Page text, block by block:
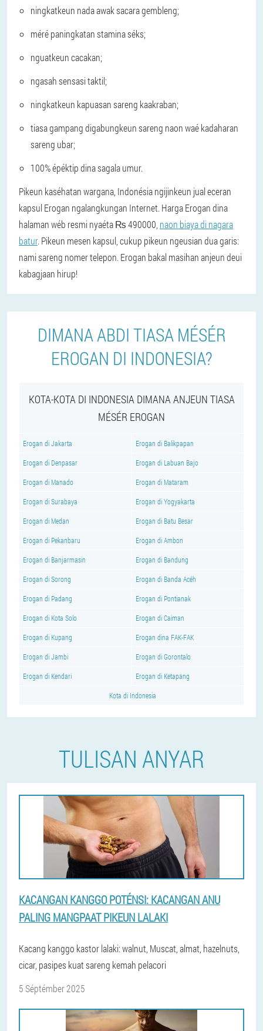
ningkatkeun nada awak sacara gembleng;
méré paningkatan stamina séks;
nguatkeun cacakan;
ngasah sensasi taktil;
ningkatkeun kapuasan sareng kaakraban;
tiasa gampang digabungkeun sareng naon waé kadaharan
sareng ubar;
100% épéktip dina sagala umur.
Pikeun kaséhatan wargana, Indonésia ngijinkeun jual eceran
kapsul Erogan ngalangkungan Internet. Harga Erogan dina
halaman wéb resmi nyaéta ₨ 490000, naon biaya di nagara
batur. Pikeun mesen kapsul, cukup pikeun ngeusian dua garis:
nami sareng nomer telepon. Erogan bakal masihan anjeun deui
kabagjaan hirup!
DIMANA ABDI TIASA MÉSÉR
EROGAN DI INDONESIA?
KOTA-KOTA DI INDONESIA DIMANA ANJEUN TIASA
MÉSÉR EROGAN
Erogan di Jakarta Erogan di Balikpapan
Erogan di Denpasar Erogan di Labuan Bajo
Erogan di Manado Erogan di Mataram
Erogan di Surabaya Erogan di Yogyakarta
Erogan di Medan Erogan di Batu Besar
Erogan di Pekanbaru Erogan di Ambon
Erogan di Banjarmasin Erogan di Bandung
Erogan di Sorong Erogan di Banda Acéh
Erogan di Padang Erogan di Pontianak
Erogan di Kota Solo Erogan di Caiman
Erogan di Kupang Erogan dina FAK-FAK
Erogan di Jambi Erogan di Gorontalo
Erogan di Kendari Erogan di Ketapang
Kota di Indonesia
TULISAN ANYAR
KACANGAN KANGGO POTÉNSI: KACANGAN ANU
PALING MANGPAAT PIKEUN LALAKI
Kacang kanggo kastor lalaki: walnut, Muscat, almat, hazelnuts,
cicar, pasipes kuat sareng kemah pelacori
5 Séptémber 2025